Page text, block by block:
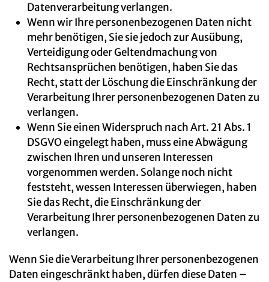
Datenverarbeitung verlangen.
Wenn wir Ihre personenbezogenen Daten nicht
mehr benötigen, Sie sie jedoch zur Ausübung,
Verteidigung oder Geltendmachung von
Rechtsansprüchen benötigen, haben Sie das
Recht, statt der Löschung die Einschränkung der
Verarbeitung Ihrer personenbezogenen Daten zu
verlangen.
Wenn Sie einen Widerspruch nach Art. 21 Abs. 1
DSGVO eingelegt haben, muss eine Abwägung
zwischen Ihren und unseren Interessen
vorgenommen werden. Solange noch nicht
feststeht, wessen Interessen überwiegen, haben
Sie das Recht, die Einschränkung der
Verarbeitung Ihrer personenbezogenen Daten zu
verlangen.
Wenn Sie die Verarbeitung Ihrer personenbezogenen
Daten eingeschränkt haben, dürfen diese Daten –